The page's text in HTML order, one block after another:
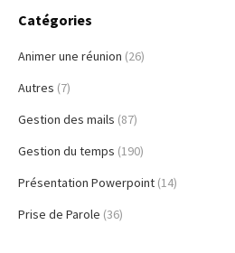
Catégories
Animer une réunion (26)
Autres (7)
Gestion des mails (87)
Gestion du temps (190)
Présentation Powerpoint (14)
Prise de Parole (36)